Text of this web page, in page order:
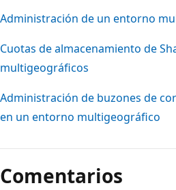
Administración de un entorno
Cuotas de almacenamiento de
multigeográficos
Administración de buzones de
en un entorno multigeográfico
lectura
Comentarios